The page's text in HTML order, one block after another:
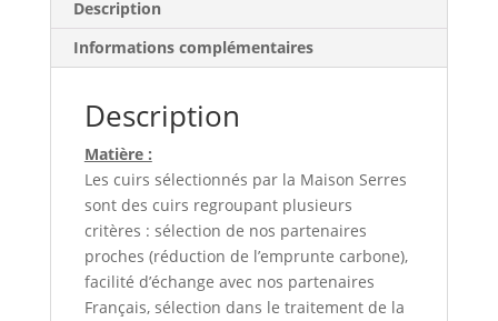
Description
Informations complémentaires
Description
Matière :
Les cuirs sélectionnés par la Maison Serres
sont des cuirs regroupant plusieurs
critères : sélection de nos partenaires
proches (réduction de l’emprunte carbone),
facilité d’échange avec nos partenaires
Français, sélection dans le traitement de la